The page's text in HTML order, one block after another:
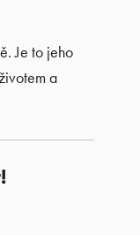
Je to jeho
a